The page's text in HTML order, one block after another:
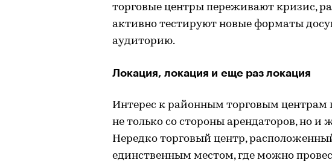
торговые центры переживают кризис,
активно тестируют новые форматы
аудиторию.
Локация, локация и еще раз локация
Интерес к районным торговым центрам
не только со стороны арендаторов, но
Нередко торговый центр,
единственным местом, где можно